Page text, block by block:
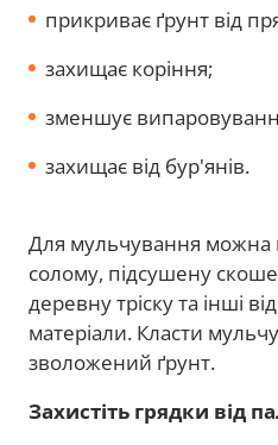
прикриває ґрунт від
захищає коріння;
зменшує
захищає від бур'янів.
Для мульчування можна
солому, підсушену
деревну тріску та інші
матеріали. Класти
зволожений ґрунт.
Захистіть грядки від